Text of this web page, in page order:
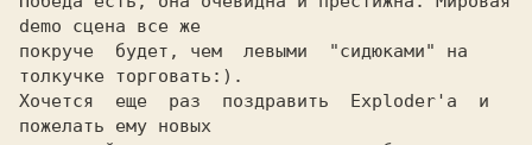
demo сцена все же
покруче  будет, чем  левыми  "сидюками" на
толкучке торговать:).
Хочется  еще  раз  поздравить  Exploder'а  и
пожелать ему новых